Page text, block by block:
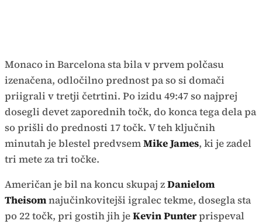
Monaco in Barcelona sta bila v prvem polčasu
izenačena, odločilno prednost pa so si domači
priigrali v tretji četrtini. Po izidu 49:47 so najprej
dosegli devet zaporednih točk, do konca tega dela pa
so prišli do prednosti 17 točk. V teh ključnih
minutah je blestel predvsemMike James, ki je zadel
tri mete za tri točke.
Američan je bil na koncu skupaj zDanielom
Theisomnajučinkovitejši igralec tekme, dosegla sta
po 22 točk, pri gostih jih jeKevin Punterprispeval